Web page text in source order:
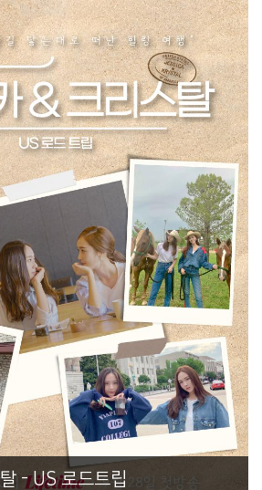
- US 로드트립